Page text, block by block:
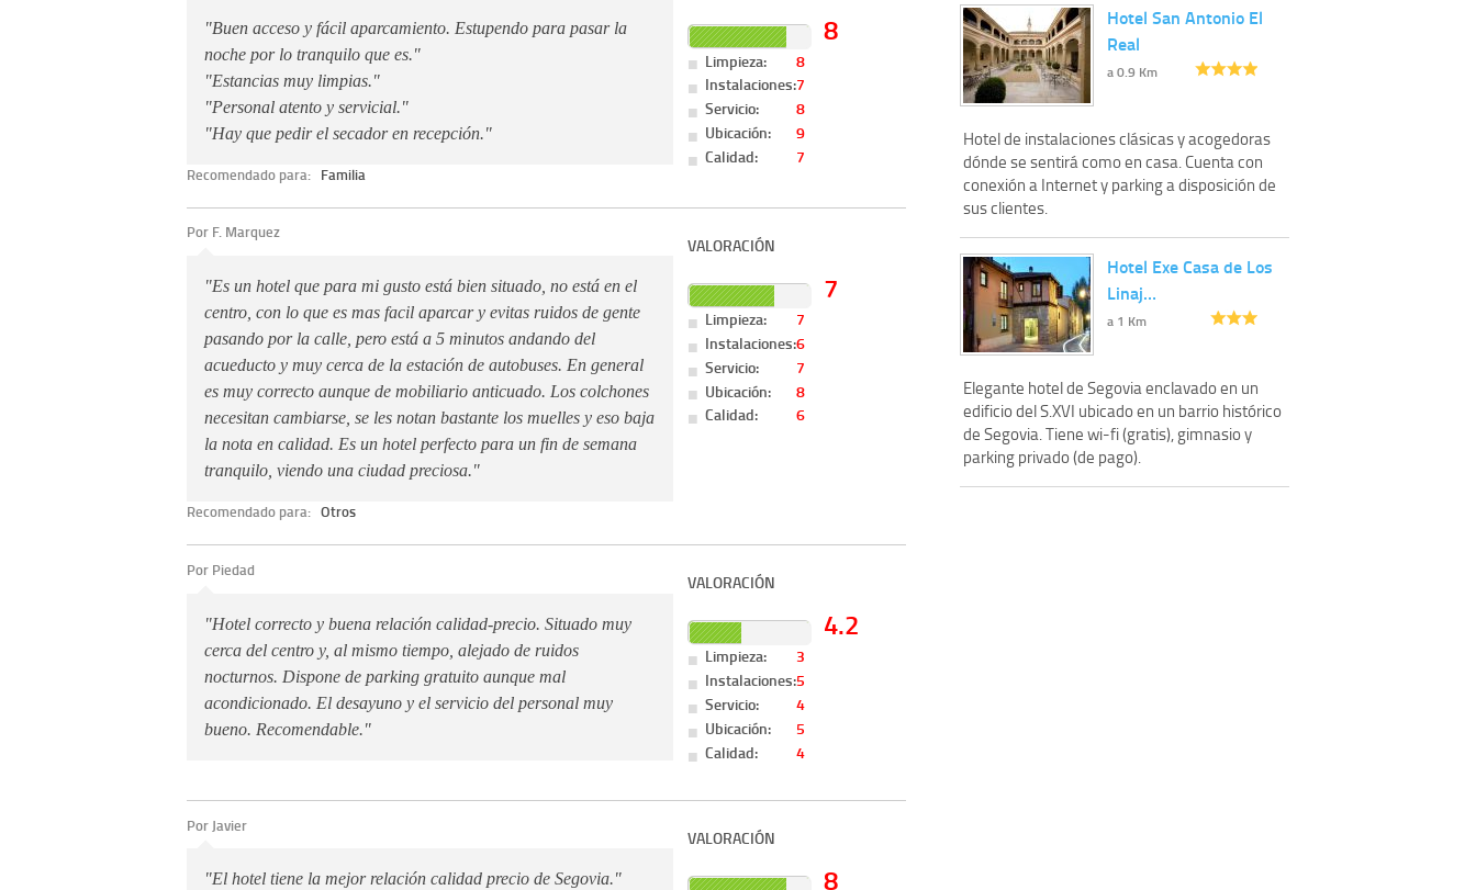
"Buen acceso y fácil aparcamiento. Estupendo para pasar la
noche por lo tranquilo que es."
"Estancias muy limpias."
"Personal atento y servicial."
"Hay que pedir el secador en recepción."
Recomendado para: Familia
8
Limpieza:
8
Instalaciones:7
Servicio:
8
Ubicación:
9
Calidad:
7
Por F. Marquez
"Es un hotel que para mi gusto está bien situado, no está en el
centro, con lo que es mas facil aparcar y evitas ruidos de gente
pasando por la calle, pero está a 5 minutos andando del
acueducto y muy cerca de la estación de autobuses. En general
es muy correcto aunque de mobiliario anticuado. Los colchones
necesitan cambiarse, se les notan bastante los muelles y eso baja
la nota en calidad. Es un hotel perfecto para un fin de semana
tranquilo, viendo una ciudad preciosa."
Recomendado para: Otros
VALORACIÓN
7
Limpieza:
7
Instalaciones:6
Servicio:
7
Ubicación:
8
Calidad:
6
Por Piedad
"Hotel correcto y buena relación calidad-precio. Situado muy
cerca del centro y, al mismo tiempo, alejado de ruidos
nocturnos. Dispone de parking gratuito aunque mal
acondicionado. El desayuno y el servicio del personal muy
bueno. Recomendable."
VALORACIÓN
4.2
Limpieza:
3
Instalaciones:5
Servicio:
4
Ubicación:
5
Calidad:
4
Por Javier
"El hotel tiene la mejor relación calidad precio de Segovia."
VALORACIÓN
8
Hotel San Antonio El
Real
a 0.9 Km
Hotel de instalaciones clásicas y acogedoras
dónde se sentirá como en casa. Cuenta con
conexión a Internet y parking a disposición de
sus clientes.
Hotel Exe Casa de Los
Linaj…
a 1 Km
Elegante hotel de Segovia enclavado en un
edificio del S.XVI ubicado en un barrio histórico
de Segovia. Tiene wi-fi (gratis), gimnasio y
parking privado (de pago).